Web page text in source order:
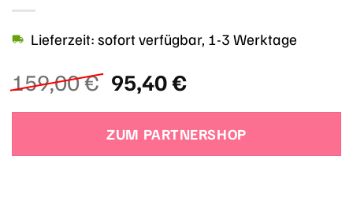
159,00€ Ursprünglicher
Preis
war:
159,00 €
95,40€Aktueller
ist:
95,40 €.
Lieferzeit: sofort verfügbar, 1-3 Werktage
ZUM PARTNERSHOP